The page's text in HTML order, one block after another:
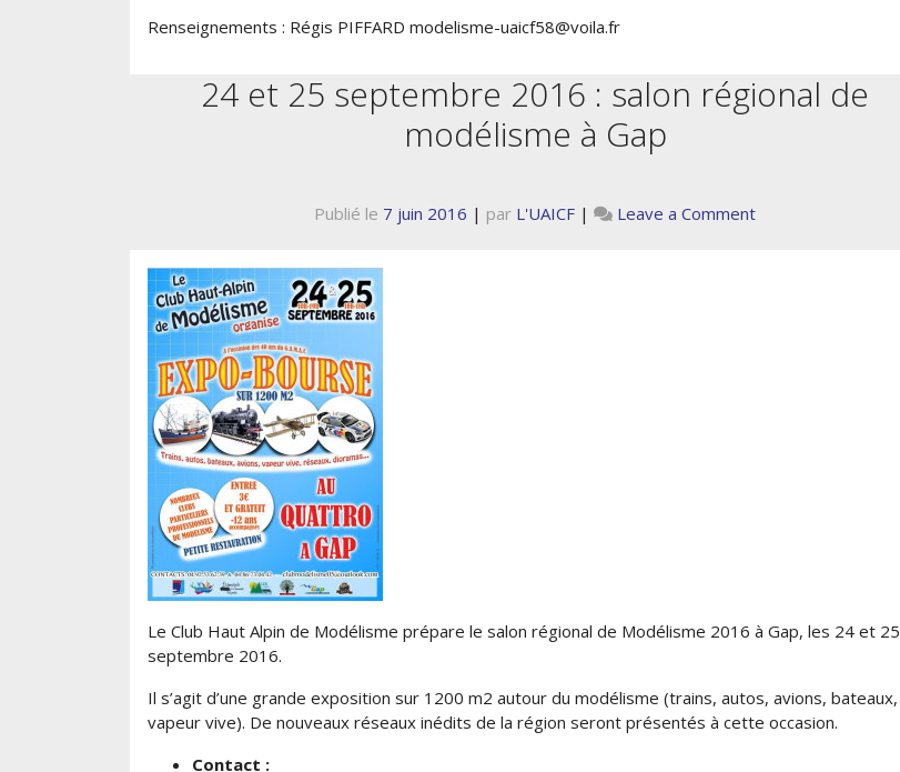
Renseignements : Régis PIFFARD modelisme-uaicf58@voila.fr
24 et 25 septembre 2016 : salon régional de
modélisme à Gap
Publié le 7 juin 2016 | par L'UAICF | Leave a Commenton
Le Club Haut Alpin de Modélisme prépare le salon régional de Modélisme 2016 à Gap, les 24 et 25
septembre 2016.
Il s’agit d’une grande exposition sur 1200 m2 autour du modélisme (trains, autos, avions, bateaux,
vapeur vive). De nouveaux réseaux inédits de la région seront présentés à cette occasion.
Contact :